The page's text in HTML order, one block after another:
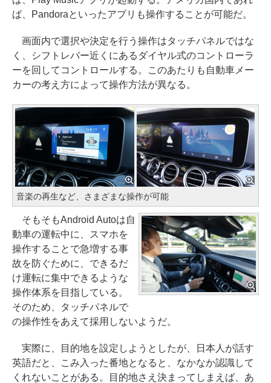
ば、Pandoraといったアプリも操作することが可能だ。
画面内で選択や決定を行う操作はタッチパネルではな
く、シフトレバー近くにあるダイヤル式のコントローラ
ーを回してコントロールする。このあたりも自動車メー
カーの考え方によって操作方法が異なる。
音楽の再生など、さまざまな操作が可能
そもそもAndroid Autoは自
動車の運転中に、スマホを
操作することで急増する事
故を防ぐために、できるだ
け運転に集中できるような
操作体系を目指している。
そのため、タッチパネルで
の操作性をあえて採用しないようだ。
実際に、目的地を設定しようとしたが、日本人が話す
英語だと、こみ入った番地となると、なかなか認識して
くれないことがある。目的地さえ決まってしまえば、あ